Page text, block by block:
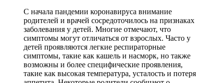
С начала пандемии коронавируса внимание
родителей и врачей сосредоточилось на признаках
заболевания у детей. Многие отмечают, что
симптомы могут отличаться от взрослых. Часто у
детей проявляются легкие респираторные
симптомы, такие как кашель и насморк, но также
возможны и более специфические проявления,
такие как высокая температура, усталость и потеря